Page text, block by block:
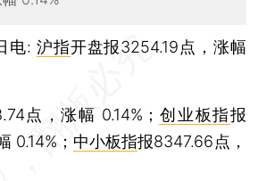
电: 沪指开盘报3254.19点，涨幅
点，涨幅 0.14%； 创业板指报
0.14%； 中小板指报8347.66点，